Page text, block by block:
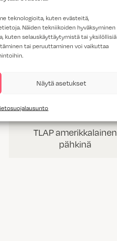
teknologioita, kuten evästeitä,
Näiden tekniikoiden hyväksyminen
kuten selauskäyttäytymistä tai yksilöllisiä
tai peruuttaminen voi vaikuttaa
Näytä asetukset
TLAP amerikkalainen
pähkinä